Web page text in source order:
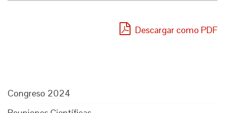
Descargar como PDF
Congreso 2024